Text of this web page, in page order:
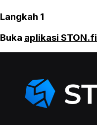
Langkah 1
Buka aplikasi STON.fi